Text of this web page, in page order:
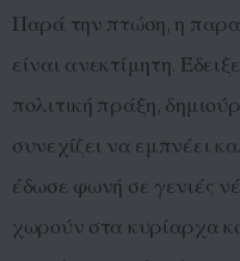
Παρά την πτώση, η
είναι ανεκτίμητη.
πολιτική πράξη,
συνεχίζει να εμπνέει
έδωσε φωνή σε γενιές
χωρούν στα κυρίαρχα